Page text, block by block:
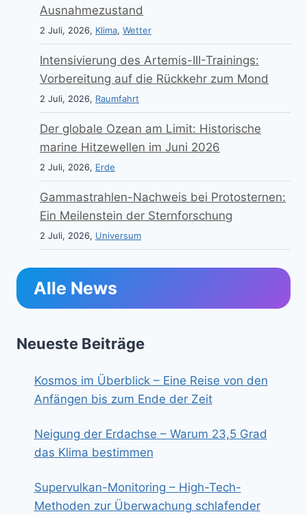
Ausnahmezustand
2 Juli, 2026, Klima, Wetter
Intensivierung des Artemis-III-Trainings:
Vorbereitung auf die Rückkehr zum Mond
2 Juli, 2026, Raumfahrt
Der globale Ozean am Limit: Historische
marine Hitzewellen im Juni 2026
2 Juli, 2026, Erde
Gammastrahlen-Nachweis bei Protosternen:
Ein Meilenstein der Sternforschung
2 Juli, 2026, Universum
Alle News
Neueste Beiträge
Kosmos im Überblick – Eine Reise von den
Anfängen bis zum Ende der Zeit
Neigung der Erdachse – Warum 23,5 Grad
das Klima bestimmen
Supervulkan-Monitoring – High-Tech-
Methoden zur Überwachung schlafender